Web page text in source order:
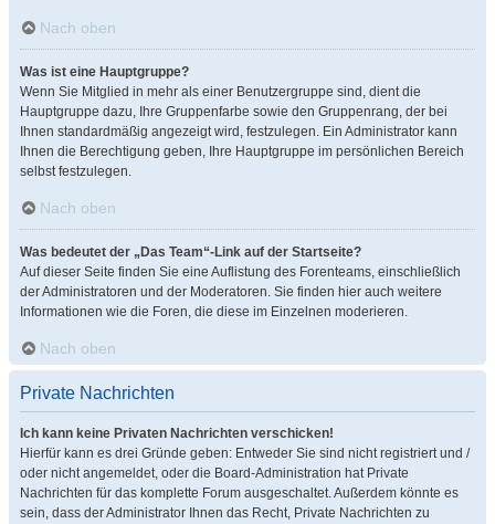
Nach oben
Was ist eine Hauptgruppe?
Wenn Sie Mitglied in mehr als einer Benutzergruppe sind, dient die
Hauptgruppe dazu, Ihre Gruppenfarbe sowie den Gruppenrang, der bei
Ihnen standardmäßig angezeigt wird, festzulegen. Ein Administrator kann
Ihnen die Berechtigung geben, Ihre Hauptgruppe im persönlichen Bereich
selbst festzulegen.
Nach oben
Was bedeutet der „Das Team“-Link auf der Startseite?
Auf dieser Seite finden Sie eine Auflistung des Forenteams, einschließlich
der Administratoren und der Moderatoren. Sie finden hier auch weitere
Informationen wie die Foren, die diese im Einzelnen moderieren.
Nach oben
Private Nachrichten
Ich kann keine Privaten Nachrichten verschicken!
Hierfür kann es drei Gründe geben: Entweder Sie sind nicht registriert und /
oder nicht angemeldet, oder die Board-Administration hat Private
Nachrichten für das komplette Forum ausgeschaltet. Außerdem könnte es
sein, dass der Administrator Ihnen das Recht, Private Nachrichten zu